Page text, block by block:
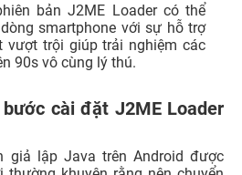
bản J2ME Loader có thể
smartphone với sự hỗ trợ
vượt trội giúp trải nghiệm các
90s vô cùng lý thú.
cài đặt J2ME Loader
giả lập Java trên Android được